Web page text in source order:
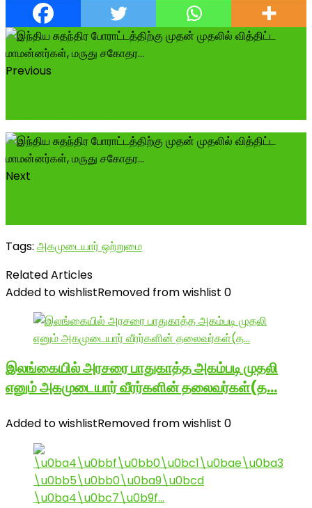
Previous
Next
Tags: அகமுடையார் ஒற்றுமை
Related Articles
Added to wishlistRemoved from wishlist 0
இலங்கையில் அரசரை பாதுகாத்த அகம்படி முதலி
எனும் அகமுடையார் வீரர்களின் தலைவர்கள்(த…
Added to wishlistRemoved from wishlist 0